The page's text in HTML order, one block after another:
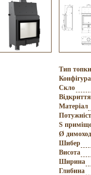
Тип топки
Скло
Матеріал
S
Ø
Шибер
Висота
Ширина
Глибина